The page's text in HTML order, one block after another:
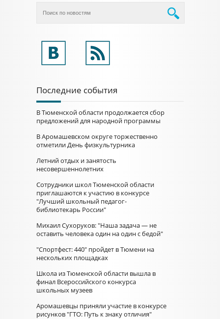
Последние события
В Тюменской области продолжается сбор
предложений для народной программы
В Аромашевском округе торжественно
отметили День физкультурника
Летний отдых и занятость
несовершеннолетних
Сотрудники школ Тюменской области
приглашаются к участию в конкурсе
"Лучший школьный педагог-
библиотекарь России"
Михаил Сухоруков: "Наша задача — не
оставить человека один на один с бедой"
"Спортфест: 440" пройдет в Тюмени на
нескольких площадках
Школа из Тюменской области вышла в
финал Всероссийского конкурса
школьных музеев
Аромашевцы приняли участие в конкурсе
рисунков "ГТО: Путь к знаку отличия"